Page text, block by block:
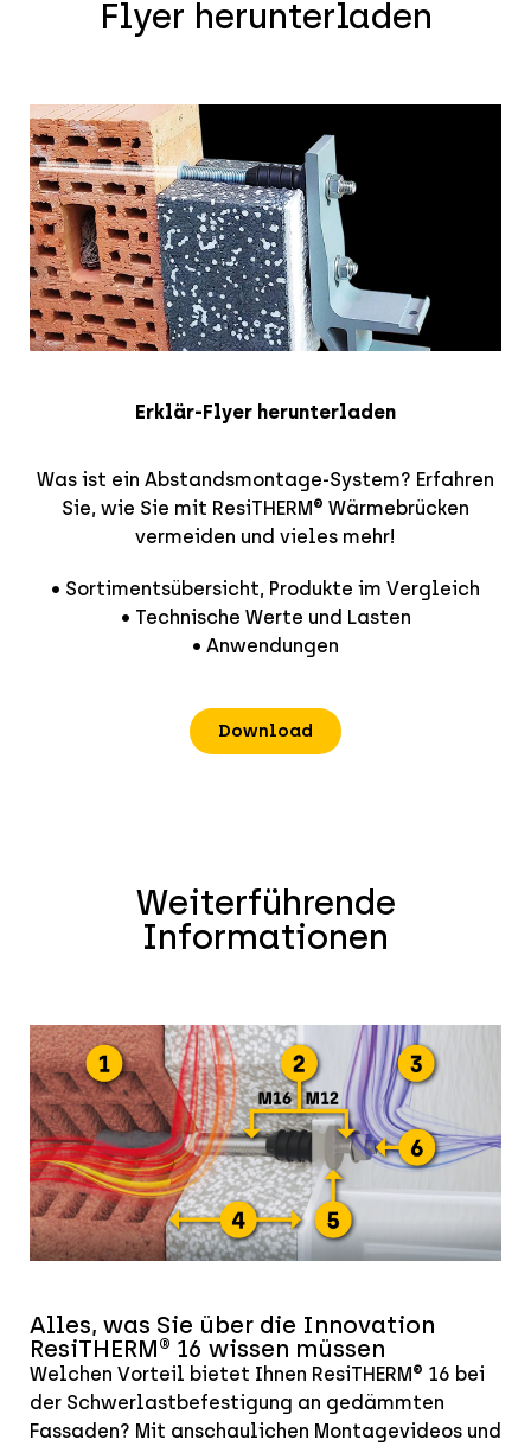
Flyer herunterladen
Erklär-Flyer herunterladen
Was ist ein Abstandsmontage-System? Erfahren
Sie, wie Sie mit ResiTHERM® Wärmebrücken
vermeiden und vieles mehr!
• Sortimentsübersicht, Produkte im Vergleich
• Technische Werte und Lasten
• Anwendungen
Download
Weiterführende
Informationen
Alles, was Sie über die Innovation
ResiTHERM® 16 wissen müssen
Welchen Vorteil bietet Ihnen ResiTHERM® 16 bei
der Schwerlastbefestigung an gedämmten
Fassaden? Mit anschaulichen Montagevideos und